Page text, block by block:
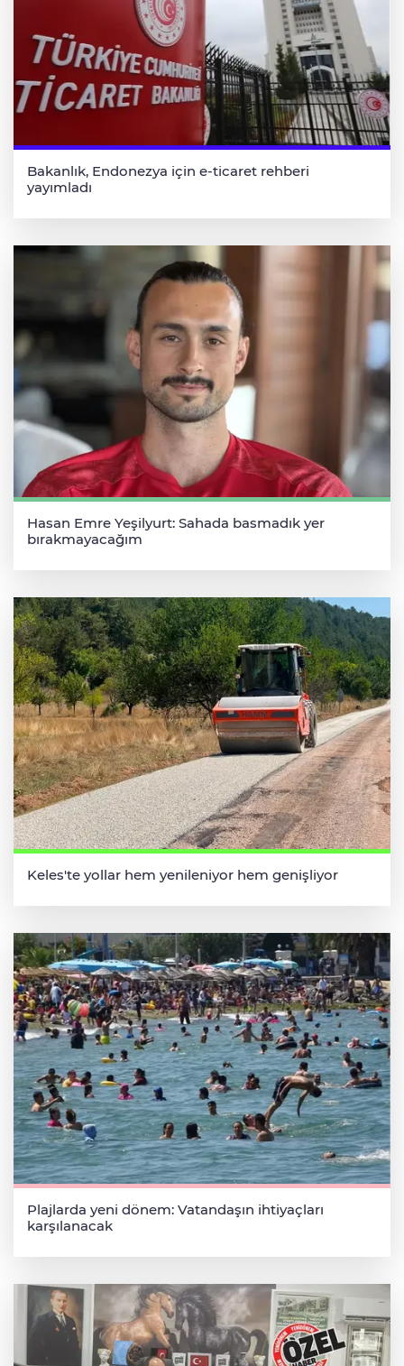
Bakanlık, Endonezya için e-ticaret rehberi
yayımladı
Hasan Emre Yeşilyurt: Sahada basmadık yer
bırakmayacağım
Keles'te yollar hem yenileniyor hem genişliyor
Plajlarda yeni dönem: Vatandaşın ihtiyaçları
karşılanacak